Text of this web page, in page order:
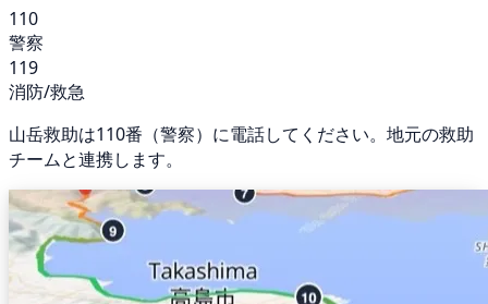
110
警察
119
消防/救急
山岳救助は110番（警察）に電話してください。地元の救助
チームと連携します。